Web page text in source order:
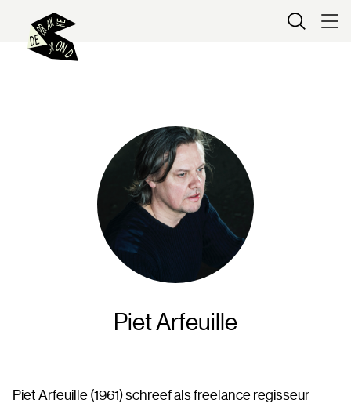
Piet Arfeuille
Piet Arfeuille (1961) schreef als freelance regisseur